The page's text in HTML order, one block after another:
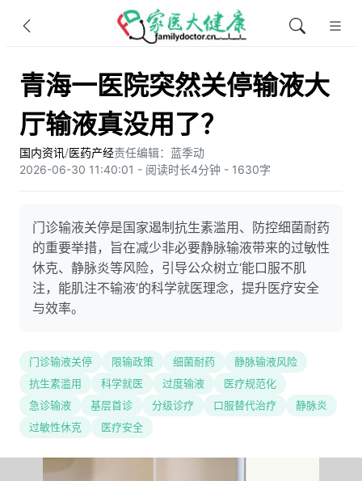
青海一医院突然关停输液大
厅输液真没用了？
国内资讯/医药产经责任编辑：蓝季动
2026-06-30 11:40:01 - 阅读时长4分钟 - 1630字
门诊输液关停是国家遏制抗生素滥用、防控细菌耐药
的重要举措，旨在减少非必要静脉输液带来的过敏性
休克、静脉炎等风险，引导公众树立‘能口服不肌
注，能肌注不输液’的科学就医理念，提升医疗安全
与效率。
门诊输液关停 限输政策 细菌耐药
静脉输液风险
抗生素滥用
科学就医 过度输液
医疗规范化
急诊输液
基层首诊 分级诊疗 口服替代治疗
静脉炎
过敏性休克
医疗安全